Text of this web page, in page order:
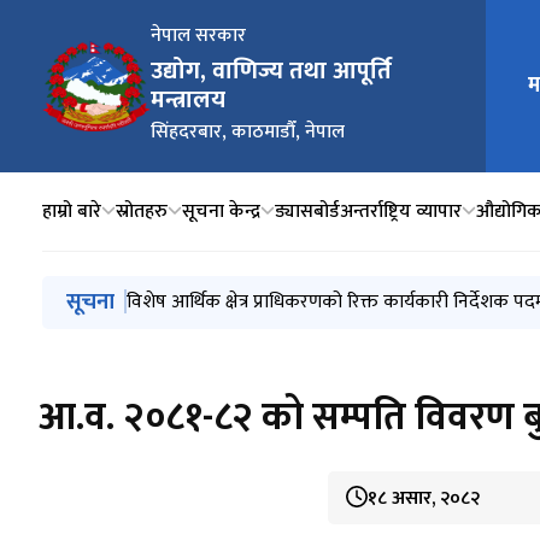
नेपाल सरकार
उद्योग, वाणिज्य तथा आपूर्ति
मन्त्रालय
सिंहदरबार, काठमाडौँ, नेपाल
हाम्रो बारे स्रोतहरु सूचना केन्द्र ड्यासबोर्डअन्तर्राष्ट्रिय व्यापार
मुख्य नेभिगेसनमा जानुहोस्
सूचना नेपाल औषधि लिमिटेडको रिक्त संचालक समितिको अध्यक्ष र
नेपाल औषधि लिमिटेडको रिक्त संचालक समितिको अध्यक्ष र
विशेष आर्थिक क्षेत्र प्राधिकरणको रिक्त कार्यकारी निर्देशक
प्रेश विज्ञप्ति (२०८३ साउन १९ )
औद्योगिक व्यवसाय विकास प्रतिष्ठानको कार्यकारी निर्देशक
आ.व. २०८१-८२ को सम्पति विवरण
१८ असार, २०८२